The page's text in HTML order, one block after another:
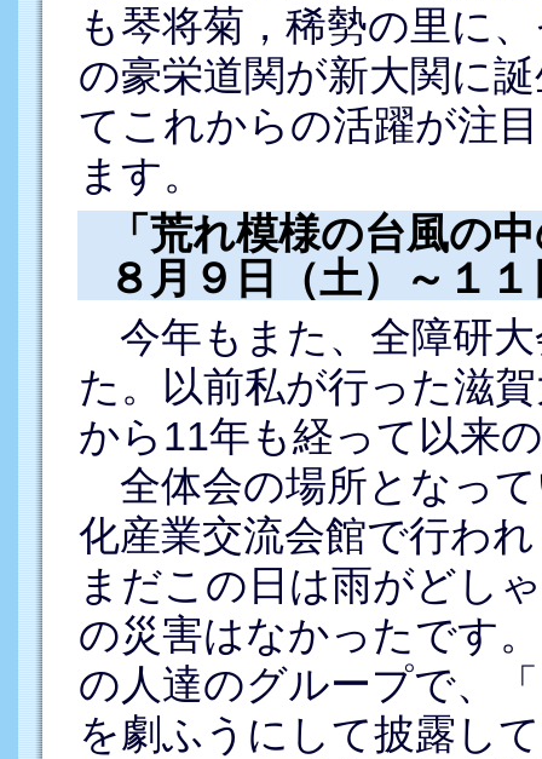
も琴将菊，稀勢の里に
の豪栄道関が新大関に
てこれからの活躍が注
ます。
「荒れ模様の台風の
８月９日（土）～１
今年もまた、全障研
た。以前私が行った滋
から11年も経って以来
全体会の場所となっ
化産業交流会館で行わ
まだこの日は雨がどし
の災害はなかったです
の人達のグループで、
を劇ふうにして披露し